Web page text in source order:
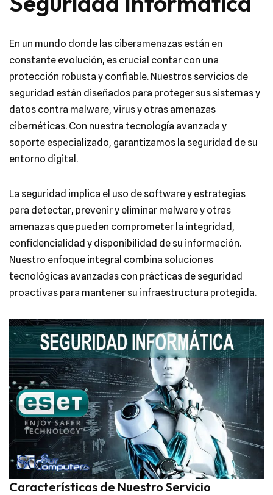
En un mundo donde las ciberamenazas están en
constante evolución, es crucial contar con una
protección robusta y confiable. Nuestros servicios de
seguridad están diseñados para proteger sus sistemas y
datos contra malware, virus y otras amenazas
cibernéticas. Con nuestra tecnología avanzada y
soporte especializado, garantizamos la seguridad de su
entorno digital.
La seguridad implica el uso de software y estrategias
para detectar, prevenir y eliminar malware y otras
amenazas que pueden comprometer la integridad,
confidencialidad y disponibilidad de su información.
Nuestro enfoque integral combina soluciones
tecnológicas avanzadas con prácticas de seguridad
proactivas para mantener su infraestructura protegida.
Características de Nuestro Servicio